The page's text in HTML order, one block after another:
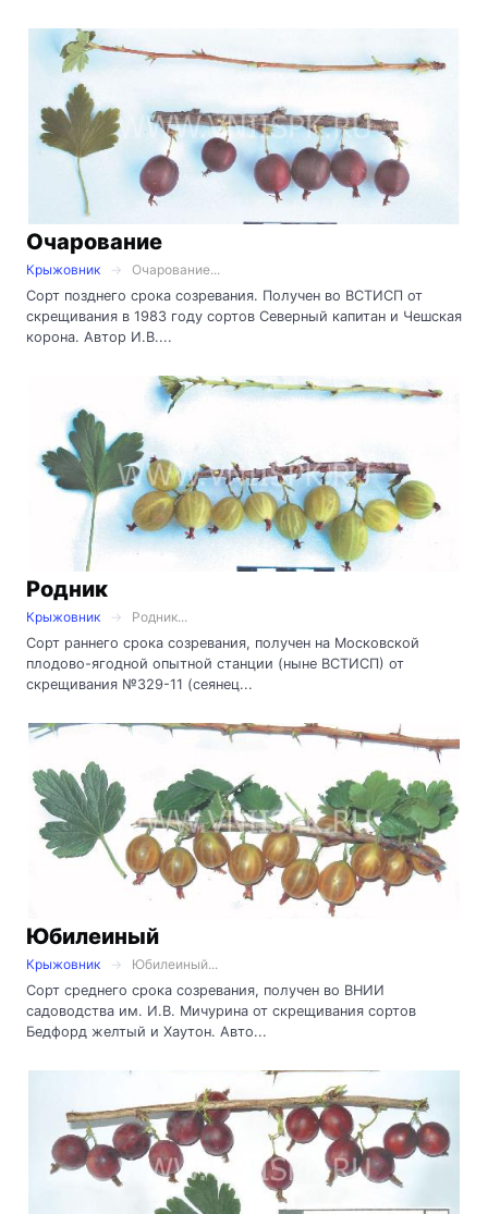
Очарование
Крыжовник
Очарование...
Сорт позднего срока созревания. Получен во ВСТИСП от
скрещивания в 1983 году сортов Северный капитан и Чешская
корона. Автор И.В....
Родник
Крыжовник
Родник...
Сорт раннего срока созревания, получен на Московской
плодово-ягодной опытной станции (ныне ВСТИСП) от
скрещивания №329-11 (сеянец...
Юбилеиный
Крыжовник
Юбилеиный...
Сорт среднего срока созревания, получен во ВНИИ
садоводства им. И.В. Мичурина от скрещивания сортов
Бедфорд желтый и Хаутон. Авто...